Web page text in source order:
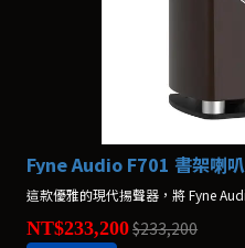
Fyne Audio F701 書架喇叭
NT$233,200$233,200